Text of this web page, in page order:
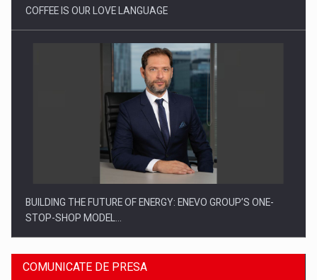
COFFEE IS OUR LOVE LANGUAGE
BUILDING THE FUTURE OF ENERGY: ENEVO GROUP’S ONE-
STOP-SHOP MODEL…
COMUNICATE DE PRESA